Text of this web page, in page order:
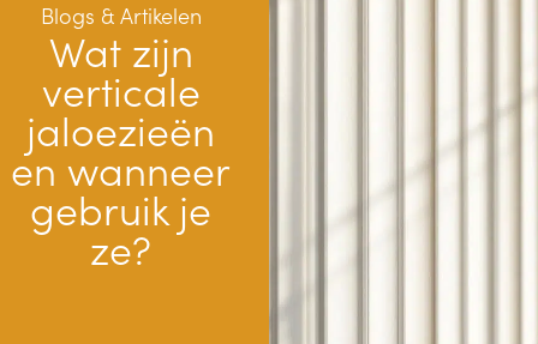
Blogs & Artikelen
Wat zijn
verticale
jaloezieën
en wanneer
gebruik je
ze?